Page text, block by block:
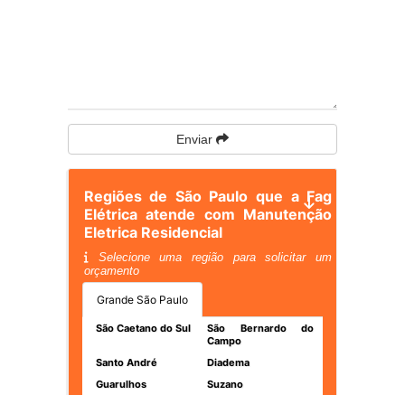
Enviar
Regiões de São Paulo que a Fag
Elétrica atende com Manutenção
Eletrica Residencial
Selecione uma região para solicitar um
orçamento
Grande São Paulo
São Caetano do Sul
São Bernardo do
Campo
Santo André
Diadema
Guarulhos
Suzano